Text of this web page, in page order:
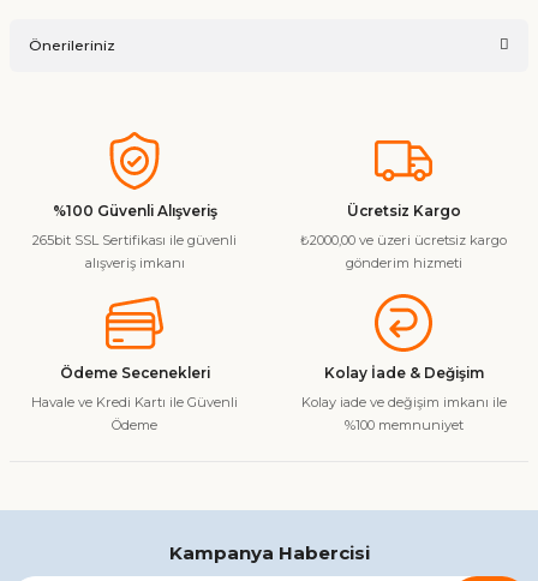
Önerileriniz
konularda yetersiz gördüğünüz noktaları öneri formunu
kullanarak tarafımıza iletebilirsiniz.
Görüş ve önerileriniz için teşekkür ederiz.
Ürün resmi kalitesiz, bozuk veya görüntülenemiyor.
Ürün bilgilerinde hatalar bulunuyor.
Ürün fiyatı diğer sitelerden daha pahalı.
Gönder
%100 Güvenli Alışveriş
265bit SSL Sertifikası ile güvenli
alışveriş imkanı
Ücretsiz Kargo
₺2000,00 ve üzeri ücretsiz kargo
gönderim hizmeti
Ödeme Secenekleri
Havale ve Kredi Kartı ile Güvenli
Ödeme
Kolay İade & Değişim
Kolay iade ve değişim imkanı ile
%100 memnuniyet
Kampanya Habercisi